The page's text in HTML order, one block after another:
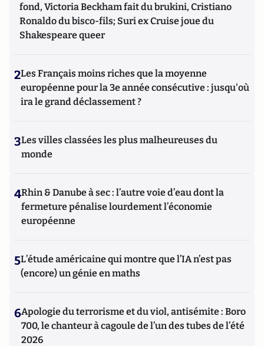
fond, Victoria Beckham fait du brukini, Cristiano
Ronaldo du bisco-fils; Suri ex Cruise joue du
Shakespeare queer
2Les Français moins riches que la moyenne
européenne pour la 3e année consécutive : jusqu'où
ira le grand déclassement ?
3Les villes classées les plus malheureuses du
monde
4Rhin & Danube à sec : l’autre voie d’eau dont la
fermeture pénalise lourdement l’économie
européenne
5L’étude américaine qui montre que l’IA n’est pas
(encore) un génie en maths
6Apologie du terrorisme et du viol, antisémite : Boro
700, le chanteur à cagoule de l’un des tubes de l’été
2026